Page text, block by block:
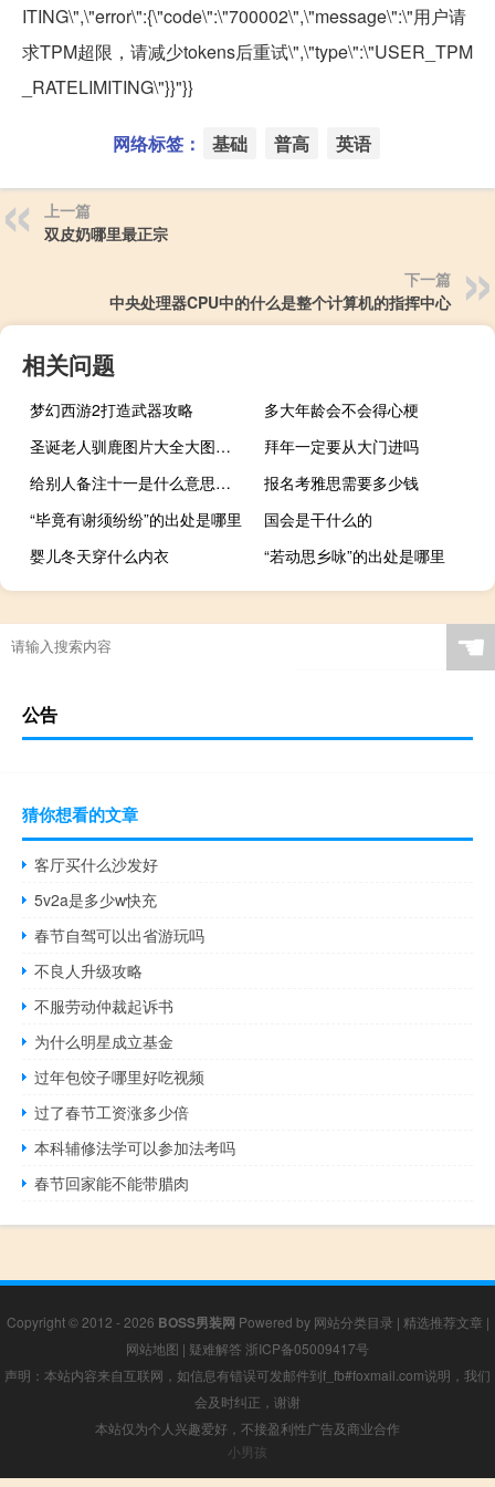
ITING\",\"error\":{\"code\":\"700002\",\"message\":\"用户请
求TPM超限，请减少tokens后重试\",\"type\":\"USER_TPM
_RATELIMITING\"}}"}}
网络标签： 基础 普高 英语
上一篇
双皮奶哪里最正宗
下一篇
中央处理器CPU中的什么是整个计算机的指挥中心
相关问题
梦幻西游2打造武器攻略
多大年龄会不会得心梗
圣诞老人驯鹿图片大全大图（圣诞老人驯鹿的名字）
拜年一定要从大门进吗
给别人备注十一是什么意思，有什么特殊含义吗什么梗
报名考雅思需要多少钱
“毕竟有谢须纷纷”的出处是哪里
国会是干什么的
婴儿冬天穿什么内衣
“若动思乡咏”的出处是哪里
☚
公告
猜你想看的文章
客厅买什么沙发好
5v2a是多少w快充
春节自驾可以出省游玩吗
不良人升级攻略
不服劳动仲裁起诉书
为什么明星成立基金
过年包饺子哪里好吃视频
过了春节工资涨多少倍
本科辅修法学可以参加法考吗
春节回家能不能带腊肉
Copyright © 2012 - 2026 BOSS男装网 Powered by 网站分类目录 | 精选推荐文章 |
网站地图 | 疑难解答 浙ICP备05009417号
声明：本站内容来自互联网，如信息有错误可发邮件到f_fb#foxmail.com说明，我们
会及时纠正，谢谢
本站仅为个人兴趣爱好，不接盈利性广告及商业合作
小男孩